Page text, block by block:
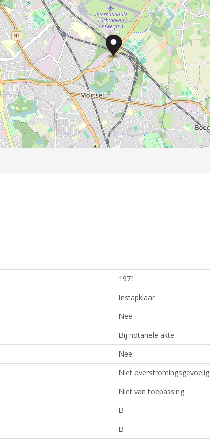
1971
Instapklaar
Nee
Bij notariële akte
Nee
Niet overstromingsgevoelig
Niet van toepassing
B
B